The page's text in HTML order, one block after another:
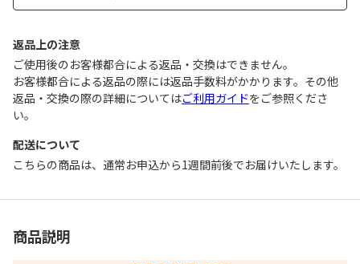
返品上の注意
ご使用後のお客様都合による返品・交換はできません｡
お客様都合による返品の際には返品手数料がかかります。その他
返品・交換の際の詳細についてはご利用ガイドをご参照くださ
い。
配送について
こちらの商品は、通常お申込から1週間前後でお届けいたします。
商品説明